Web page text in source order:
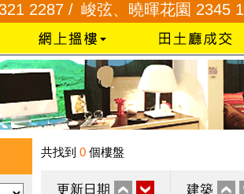
/峻弦、曉暉花園 2345 1286 /
共找到 0 個樓盤
更新日期 建築